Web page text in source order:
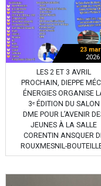
23
2026
LES 2 ET 3 AVRIL
PROCHAIN, DIEPPE
ÉNERGIES ORGANISE
3ᵉ ÉDITION DU SALON
DME POUR L’AVENIR
JEUNES À LA SALLE
CORENTIN ANSQUER
ROUXMESNIL-